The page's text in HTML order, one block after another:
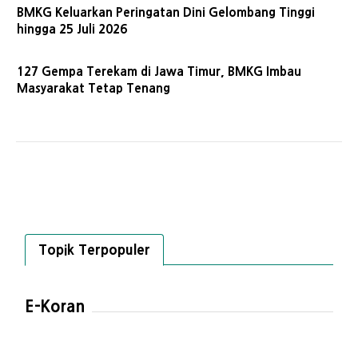
BMKG Keluarkan Peringatan Dini Gelombang Tinggi
hingga 25 Juli 2026
127 Gempa Terekam di Jawa Timur, BMKG Imbau
Masyarakat Tetap Tenang
Topik Terpopuler
E-Koran